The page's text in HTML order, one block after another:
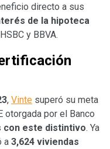
directo a sus
de la hipoteca
y BBVA.
, Vinte superó su meta
otorgada por el Banco
con este distintivo. Ya
a 3,624 viviendas